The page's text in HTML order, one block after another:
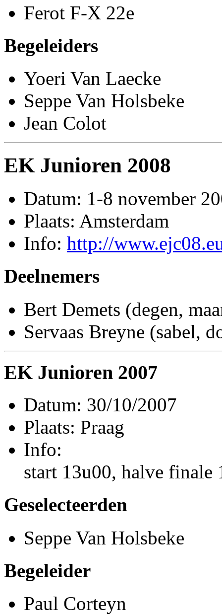
Ferot F-X 22e
Begeleiders
Yoeri Van Laecke
Seppe Van Holsbeke
Jean Colot
EK Junioren 2008
Datum: 1-8 november
Plaats: Amsterdam
Info: http://
Deelnemers
Bert Demets (degen,
Servaas Breyne (sabel,
EK Junioren 2007
Datum: 30/10/2007
Plaats: Praag
Info:
start 13u00, halve finale
Geselecteerden
Seppe Van Holsbeke
Begeleider
Paul Corteyn